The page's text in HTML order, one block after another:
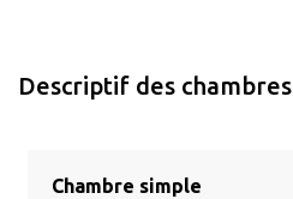
Descriptif des chambres
Chambre simple